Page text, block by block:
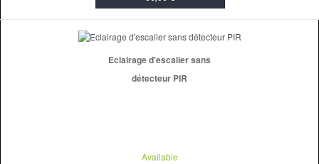
Eclairage d'escalier sans
détecteur PIR
Available